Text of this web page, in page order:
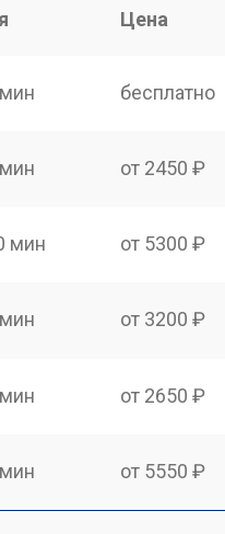
Цена
бесплатно
от 2450 ₽
мин от 5300 ₽
от 3200 ₽
от 2650 ₽
от 5550 ₽